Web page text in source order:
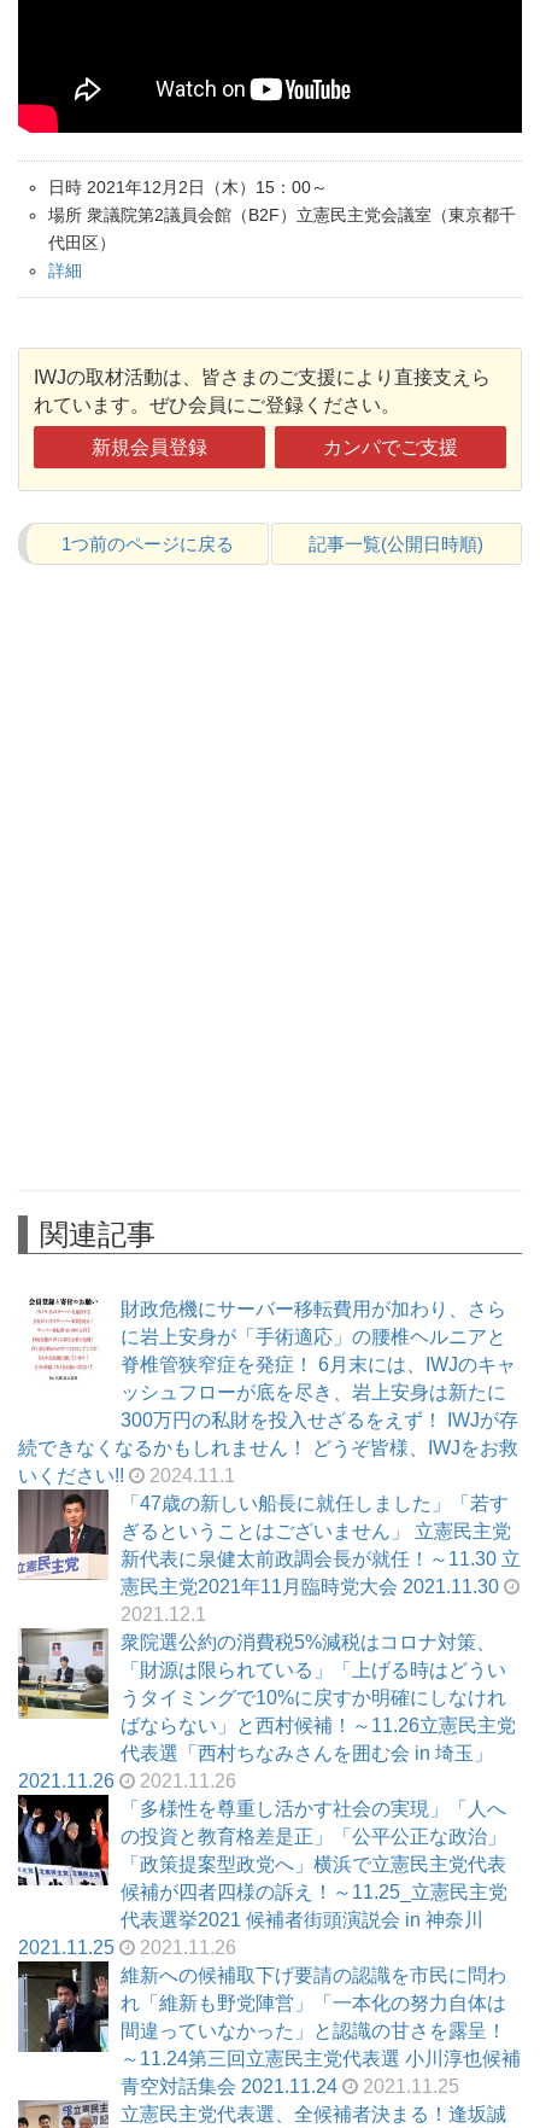
日時 2021年12月2日（木）15：00～
場所 衆議院第2議員会館（B2F）立憲民主党会議室（東京都千
代田区）
詳細
IWJの取材活動は、皆さまのご支援により直接支えら
れています。ぜひ会員にご登録ください。
新規会員登録 カンパでご支援
1つ前のページに戻る 記事一覧(公開日時順)
関連記事
財政危機にサーバー移転費用が加わり、さら
に岩上安身が「手術適応」の腰椎ヘルニアと
脊椎管狭窄症を発症！ 6月末には、IWJのキャ
ッシュフローが底を尽き、岩上安身は新たに
300万円の私財を投入せざるをえず！ IWJが存
続できなくなるかもしれません！ どうぞ皆様、IWJをお救
いください!!
2024.11.1
「47歳の新しい船長に就任しました」「若す
ぎるということはございません」 立憲民主党
新代表に泉健太前政調会長が就任！～11.30 立
憲民主党2021年11月臨時党大会 2021.11.30
2021.12.1
衆院選公約の消費税5%減税はコロナ対策、
「財源は限られている」「上げる時はどうい
うタイミングで10%に戻すか明確にしなけれ
ばならない」と西村候補！～11.26立憲民主党
代表選「西村ちなみさんを囲む会 in 埼玉」
2021.11.26
2021.11.26
「多様性を尊重し活かす社会の実現」「人へ
の投資と教育格差是正」「公平公正な政治」
「政策提案型政党へ」横浜で立憲民主党代表
候補が四者四様の訴え！～11.25_立憲民主党
代表選挙2021 候補者街頭演説会 in 神奈川
2021.11.25
2021.11.26
維新への候補取下げ要請の認識を市民に問わ
れ「維新も野党陣営」「一本化の努力自体は
間違っていなかった」と認識の甘さを露呈！
～11.24第三回立憲民主党代表選 小川淳也候補
青空対話集会 2021.11.24
2021.11.25
立憲民主党代表選、全候補者決まる！逢坂誠